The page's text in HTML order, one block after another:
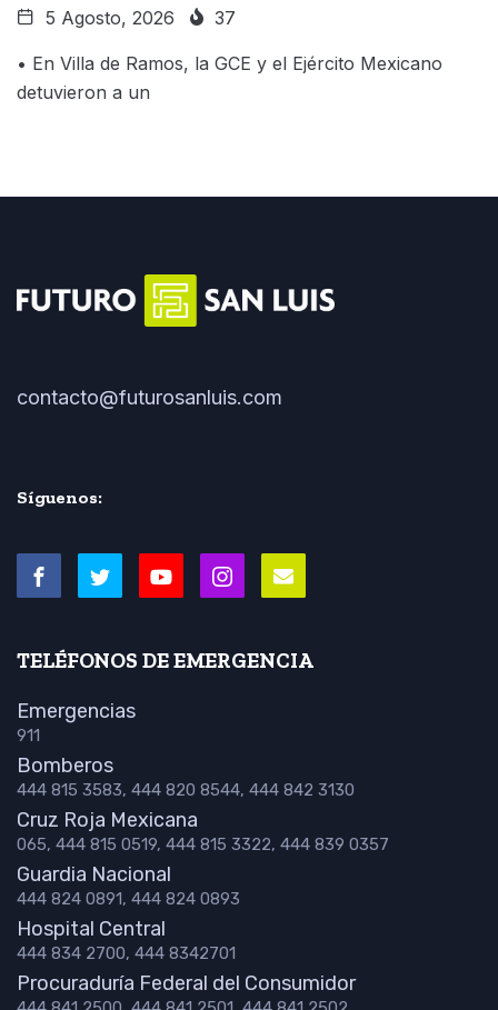
5 Agosto, 2026 37
• En Villa de Ramos, la GCE y el Ejército Mexicano
detuvieron a un
contacto@futurosanluis.com
Síguenos:
TELÉFONOS DE EMERGENCIA
Emergencias
911
Bomberos
444 815 3583, 444 820 8544, 444 842 3130
Cruz Roja Mexicana
065, 444 815 0519, 444 815 3322, 444 839 0357
Guardia Nacional
444 824 0891, 444 824 0893
Hospital Central
444 834 2700, 444 8342701
Procuraduría Federal del Consumidor